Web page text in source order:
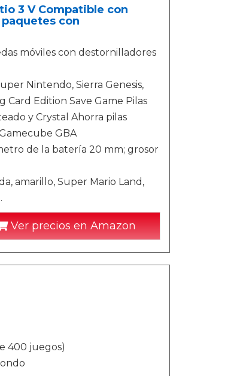
3 V Compatible con
con
móviles con destornilladores
Nintendo, Sierra Genesis,
Edition Save Game Pilas
y Crystal Ahorra pilas
GBA
de la batería 20 mm; grosor
amarillo, Super Mario Land,
Ver precios en Amazon
400 juegos)